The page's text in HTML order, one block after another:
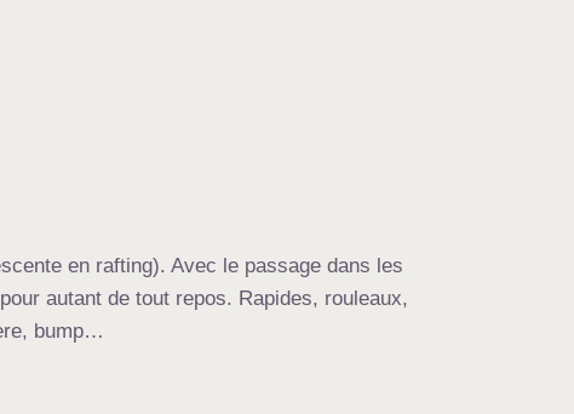
en rafting). Avec le passage dans les
autant de tout repos. Rapides, rouleaux,
bump…